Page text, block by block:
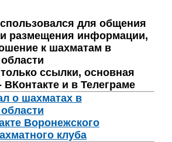
для общения
размещения информации,
к шахматам в
ссылки, основная
и в Телеграме
о шахматах в
Воронежского
клуба